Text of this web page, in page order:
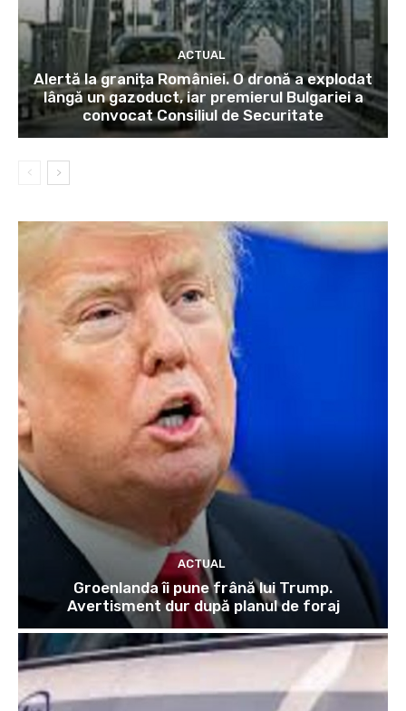
ACTUAL
Alertă la granița României. O dronă a explodat
lângă un gazoduct, iar premierul Bulgariei a
convocat Consiliul de Securitate
ACTUAL
Groenlanda îi pune frână lui Trump.
Avertisment dur după planul de foraj